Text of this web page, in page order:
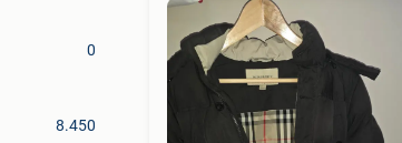
0
8.450